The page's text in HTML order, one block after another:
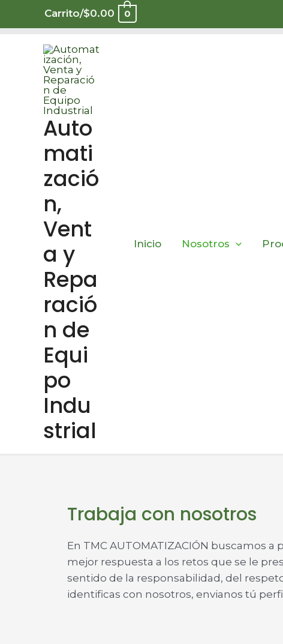
Carrito/$0.00 0
Auto
mati
zació
n,
Vent
a y
Repa
ració
n de
Equi
po
Indu
strial
Inicio Nosotros
Trabaja con nosotros
En TMC AUTOMATIZACIÓN buscamos
mejor respuesta a los retos que se le
sentido de la responsabilidad, del
identificas con nosotros, envianos tú